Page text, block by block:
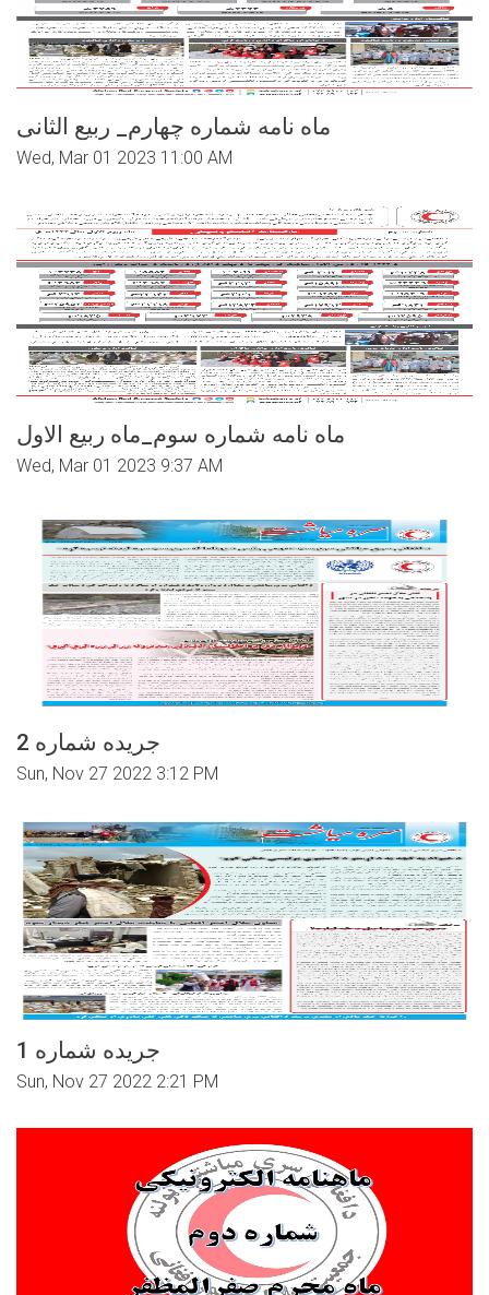
ماه نامه شماره چهارم_ ربیع الثانی
Wed, Mar 01 2023 11:00 AM
ماه نامه شماره سوم_ماه ربیع الاول
Wed, Mar 01 2023 9:37 AM
جریده شماره 2
Sun, Nov 27 2022 3:12 PM
جریده شماره 1
Sun, Nov 27 2022 2:21 PM